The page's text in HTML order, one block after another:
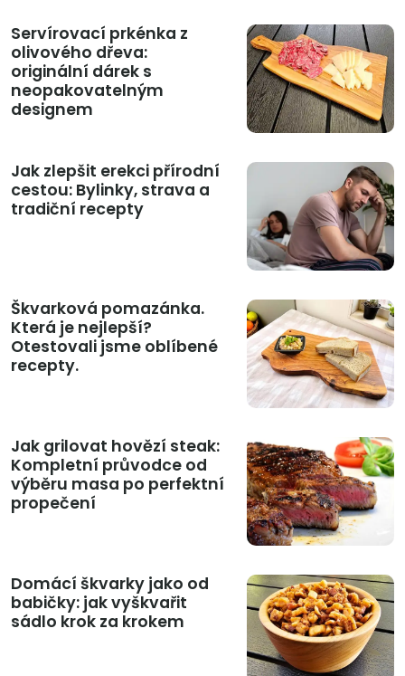
Servírovací prkénka z
olivového dřeva:
originální dárek s
neopakovatelným
designem
Jak zlepšit erekci přírodní
cestou: Bylinky, strava a
tradiční recepty
Škvarková pomazánka.
Která je nejlepší?
Otestovali jsme oblíbené
recepty.
Jak grilovat hovězí steak:
Kompletní průvodce od
výběru masa po perfektní
propečení
Domácí škvarky jako od
babičky: jak vyškvařit
sádlo krok za krokem